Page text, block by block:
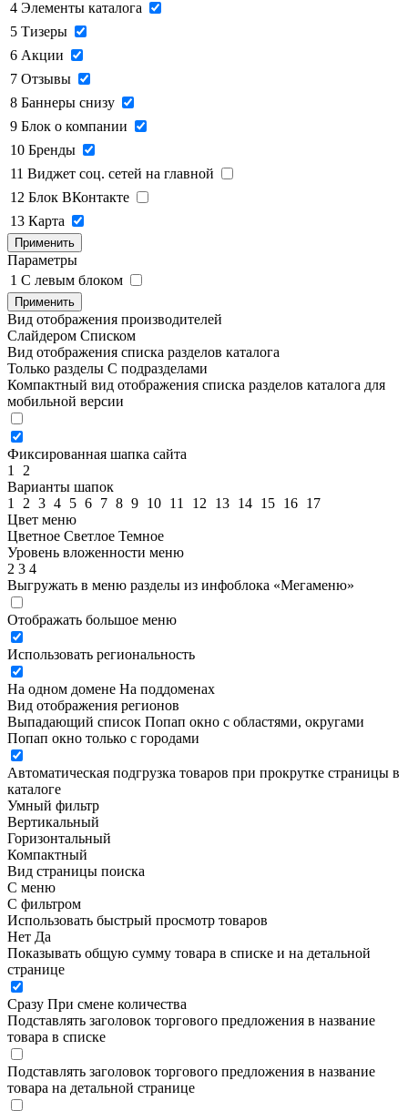
4 Элементы каталога
5 Тизеры
6 Акции
7 Отзывы
8 Баннеры снизу
9 Блок о компании
10 Бренды
11 Виджет соц. сетей на главной
12 Блок ВКонтакте
13 Карта
Применить
Параметры
1 C левым блоком
Применить
Вид отображения производителей
Слайдером Списком
Вид отображения списка разделов каталога
Только разделы С подразделами
Компактный вид отображения списка разделов каталога для
мобильной версии
Фиксированная шапка сайта
1
2
Варианты шапок
1
2 3 4 5 6 7 8 9 10 11 12 13 14 15 16 17
Цвет меню
Цветное Светлое Темное
Уровень вложенности меню
2 3 4
Выгружать в меню разделы из инфоблока «Мегаменю»
Отображать большое меню
Использовать региональность
На одном домене На поддоменах
Вид отображения регионов
Выпадающий список Попап окно c областями, округами
Попап окно только с городами
Автоматическая подгрузка товаров при прокрутке страницы в
каталоге
Умный фильтр
Вертикальный
Горизонтальный
Компактный
Вид страницы поиска
С меню
С фильтром
Использовать быстрый просмотр товаров
Нет Да
Показывать общую сумму товара в списке и на детальной
странице
Сразу При смене количества
Подставлять заголовок торгового предложения в название
товара в списке
Подставлять заголовок торгового предложения в название
товара на детальной странице